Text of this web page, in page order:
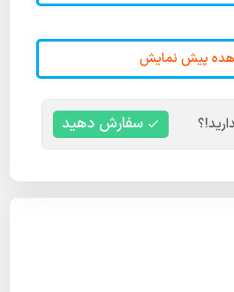
پیش نمایش
سفارش دهید